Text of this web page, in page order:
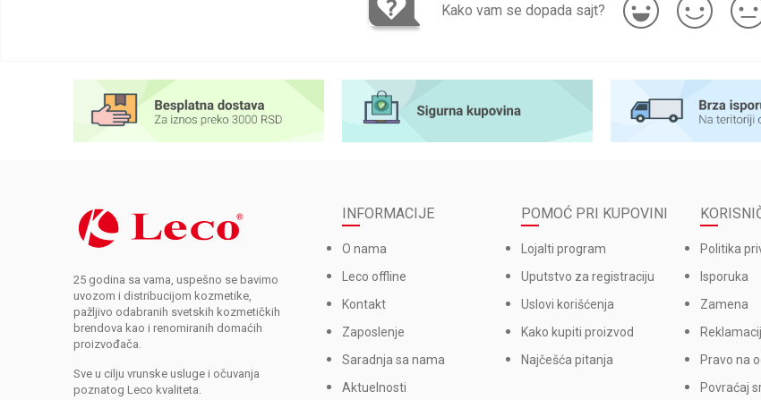
Kako vam se dopada sajt?
25 godina sa vama, uspešno se bavimo
uvozom i distribucijom kozmetike,
pažljivo odabranih svetskih kozmetičkih
brendova kao i renomiranih domaćih
proizvođača.
Sve u cilju vrunske usluge i očuvanja
poznatog Leco kvaliteta.
INFORMACIJE
O nama
Leco offline
Kontakt
Zaposlenje
Saradnja sa nama
Aktuelnosti
POMOĆ PRI KUPOVINI
Lojalti program
Uputstvo za registraciju
Uslovi korišćenja
Kako kupiti proizvod
Najčešća pitanja
Politika
Isporuka
Zamena
Pravo na
Povraćaj